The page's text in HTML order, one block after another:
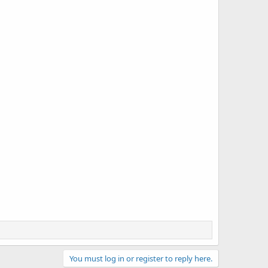
You must log in or register to reply here.